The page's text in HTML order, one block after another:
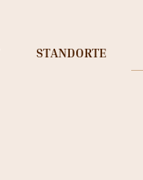
STANDORTE